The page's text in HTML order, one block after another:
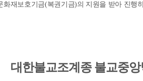
재보호기금(복권기금)의 지원을 받아 진행
대한불교조계종 불교중